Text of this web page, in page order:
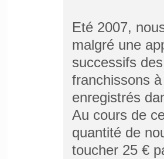
Eté 2007,
malgré une
successifs
franchissons
enregistrés
Au cours de
quantité de
toucher 25 €